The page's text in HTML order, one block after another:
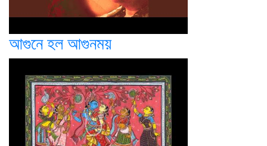
আগুনে হল আগুনময়